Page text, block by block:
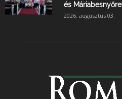
és Máriabesnyőre
2026. augusztus 03.